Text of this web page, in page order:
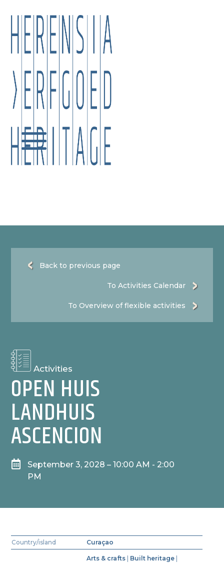
Back to previous page
To Activities Calendar
To Overview of flexible activities
Activities
OPEN HUIS
LANDHUIS
ASCENCION

September 3, 2028 – 10:00 AM - 2:00
PM
Country/island Curaçao
Arts & crafts Built heritage